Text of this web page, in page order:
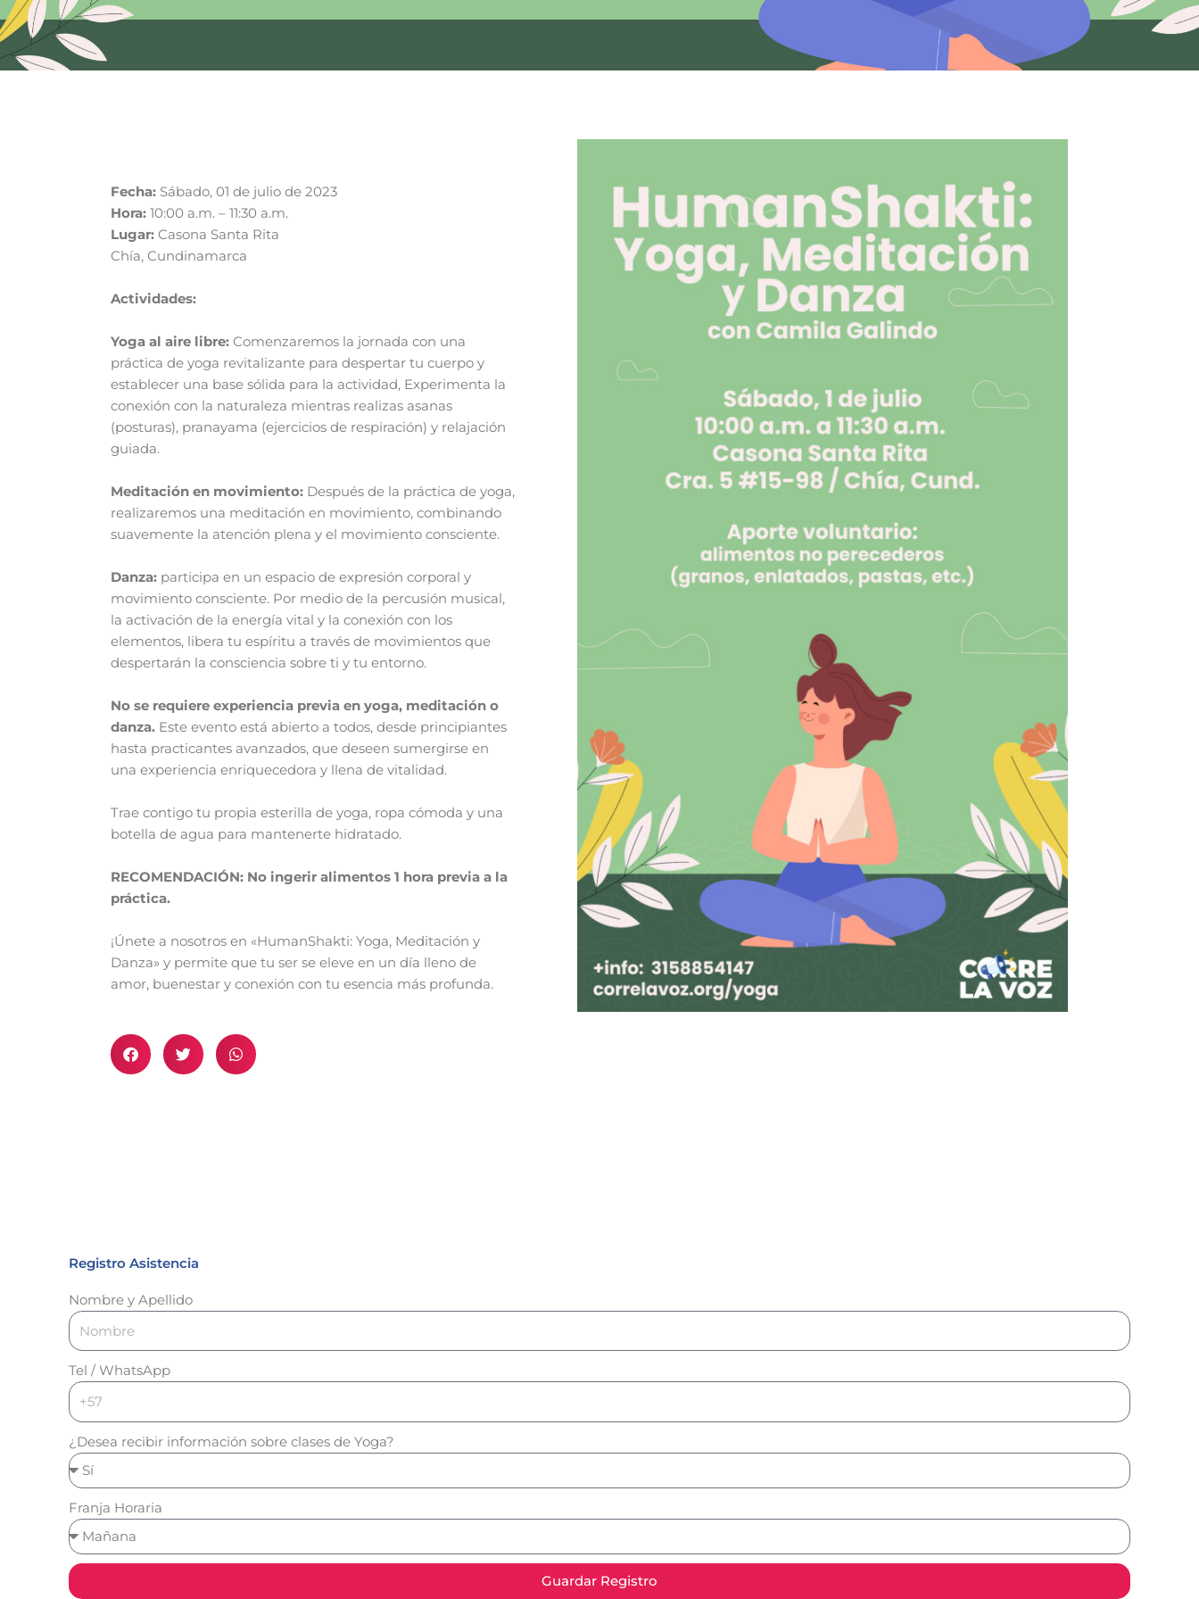
Fecha: Sábado, 01 de julio de 2023
Hora: 10:00 a.m. – 11:30 a.m.
Lugar: Casona Santa Rita
Chía, Cundinamarca
Actividades:
Yoga al aire libre: Comenzaremos la jornada con una
práctica de yoga revitalizante para despertar tu cuerpo y
establecer una base sólida para la actividad, Experimenta la
conexión con la naturaleza mientras realizas asanas
(posturas), pranayama (ejercicios de respiración) y relajación
guiada.
Meditación en movimiento: Después de la práctica de yoga,
realizaremos una meditación en movimiento, combinando
suavemente la atención plena y el movimiento consciente.
Danza: participa en un espacio de expresión corporal y
movimiento consciente. Por medio de la percusión musical,
la activación de la energía vital y la conexión con los
elementos, libera tu espíritu a través de movimientos que
despertarán la consciencia sobre ti y tu entorno.
No se requiere experiencia previa en yoga, meditación o
danza. Este evento está abierto a todos, desde principiantes
hasta practicantes avanzados, que deseen sumergirse en
una experiencia enriquecedora y llena de vitalidad.
Trae contigo tu propia esterilla de yoga, ropa cómoda y una
botella de agua para mantenerte hidratado.
RECOMENDACIÓN: No ingerir alimentos 1 hora previa a la
práctica.
¡Únete a nosotros en «HumanShakti: Yoga, Meditación y
Danza» y permite que tu ser se eleve en un día lleno de
amor, buenestar y conexión con tu esencia más profunda.
Registro Asistencia
Nombre y Apellido
Tel / WhatsApp
¿Desea recibir información sobre clases de Yoga?
Franja Horaria
Guardar Registro